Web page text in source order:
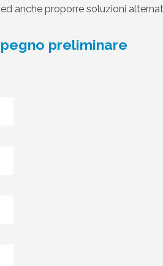
anche proporre soluzioni
preliminare